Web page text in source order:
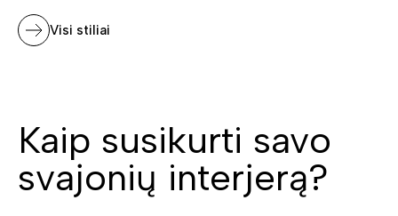
Visi stiliai
Kaip susikurti savo
svajonių interjerą?